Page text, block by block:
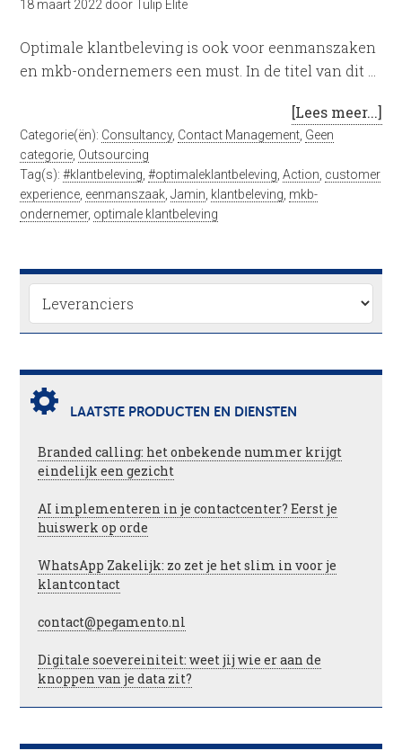
18 maart 2022 doorTulip Elite
Optimale klantbeleving is ook voor eenmanszaken
en mkb-ondernemers een must. In de titel van dit …
[Lees meer...]
Categorie(ën): Consultancy, Contact Management Geen
categorie Outsourcing
Tag(s):#klantbeleving ,#optimaleklantbeleving ,Action customer
experience eenmanszaak ,Jamin klantbeleving mkb-
ondernemer, optimale klantbeleving
LAATSTE PRODUCTEN EN DIENSTEN
Branded calling: het onbekende nummer krijgt
eindelijk een gezicht
AI implementeren in je contactcenter? Eerst je
huiswerk op orde
WhatsApp Zakelijk: zo zet je het slim in voor je
klantcontact
contact@pegamento.nl
Digitale soevereiniteit: weet jij wie er aan de
knoppen van je data zit?